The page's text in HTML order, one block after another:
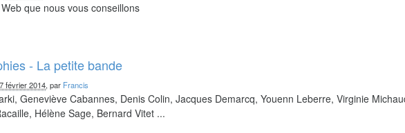
que nous vous conseillons
- La petite bande
7 février 2014, par Francis
Geneviève Cabannes, Denis Colin, Jacques Demarcq, Youenn Leberre, Virginie
Hélène Sage, Bernard Vitet ...